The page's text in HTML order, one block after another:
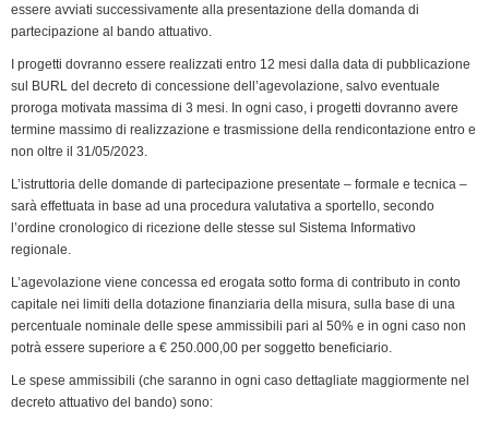
essere avviati successivamente alla presentazione della domanda di
partecipazione al bando attuativo.
I progetti dovranno essere realizzati entro 12 mesi dalla data di pubblicazione
sul BURL del decreto di concessione dell’agevolazione, salvo eventuale
proroga motivata massima di 3 mesi. In ogni caso, i progetti dovranno avere
termine massimo di realizzazione e trasmissione della rendicontazione entro e
non oltre il 31/05/2023.
L’istruttoria delle domande di partecipazione presentate – formale e tecnica –
sarà effettuata in base ad una procedura valutativa a sportello, secondo
l’ordine cronologico di ricezione delle stesse sul Sistema Informativo
regionale.
L’agevolazione viene concessa ed erogata sotto forma di contributo in conto
capitale nei limiti della dotazione finanziaria della misura, sulla base di una
percentuale nominale delle spese ammissibili pari al 50% e in ogni caso non
potrà essere superiore a € 250.000,00 per soggetto beneficiario.
Le spese ammissibili (che saranno in ogni caso dettagliate maggiormente nel
decreto attuativo del bando) sono: